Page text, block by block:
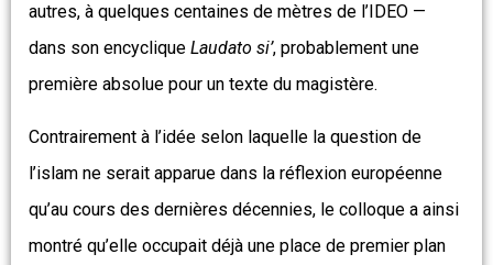
autres, à quelques centaines de mètres de l’IDEO —
dans son encyclique Laudato si’, probablement une
première absolue pour un texte du magistère.
Contrairement à l’idée selon laquelle la question de
l’islam ne serait apparue dans la réflexion européenne
qu’au cours des dernières décennies, le colloque a ainsi
montré qu’elle occupait déjà une place de premier plan